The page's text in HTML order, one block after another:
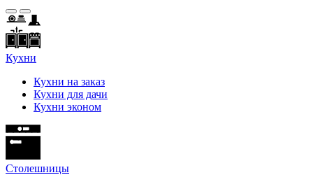
Кухни
Кухни на заказ
Кухни для дачи
Кухни эконом
Cтолешницы